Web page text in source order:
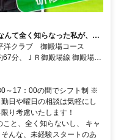
んて全く知らなった私が、こ
洋クラブ 御殿場コース
分、ＪＲ御殿場線 御殿場富
徒歩約79分 東名高速「御殿
～17：00の間でシフト制 ※
日や曜日の相談は気軽にし
り考慮いたします！
と、全く知らないし、 キャ
んな、未経験スタートのあ